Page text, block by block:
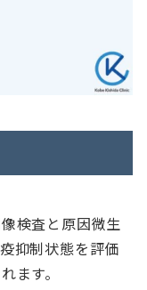
検査と原因微生
抑制状態を評価
ます。